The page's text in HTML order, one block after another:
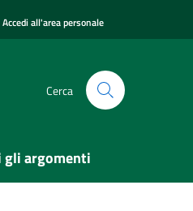
Accedi all'area personale
Cerca
gli argomenti